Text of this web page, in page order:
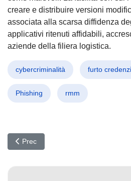
creare e distribuire versioni
associata alla scarsa diffidenza
applicativi ritenuti affidabili,
aziende della filiera logistica.
cybercriminalità furto
Phishing rmm
Articolo precedente: SkyCloak:
Prec